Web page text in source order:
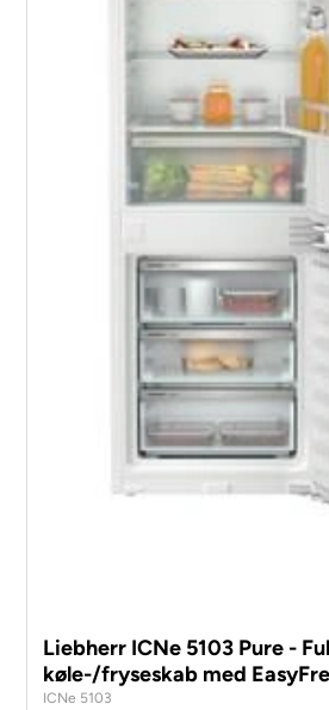
Liebherr ICNe 5103 Pure -
køle-/fryseskab med
ICNe 5103